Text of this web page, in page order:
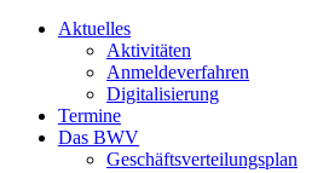
Aktuelles
Aktivitäten
Anmeldeverfahren
Digitalisierung
Termine
Das BWV
Geschäftsverteilungsplan